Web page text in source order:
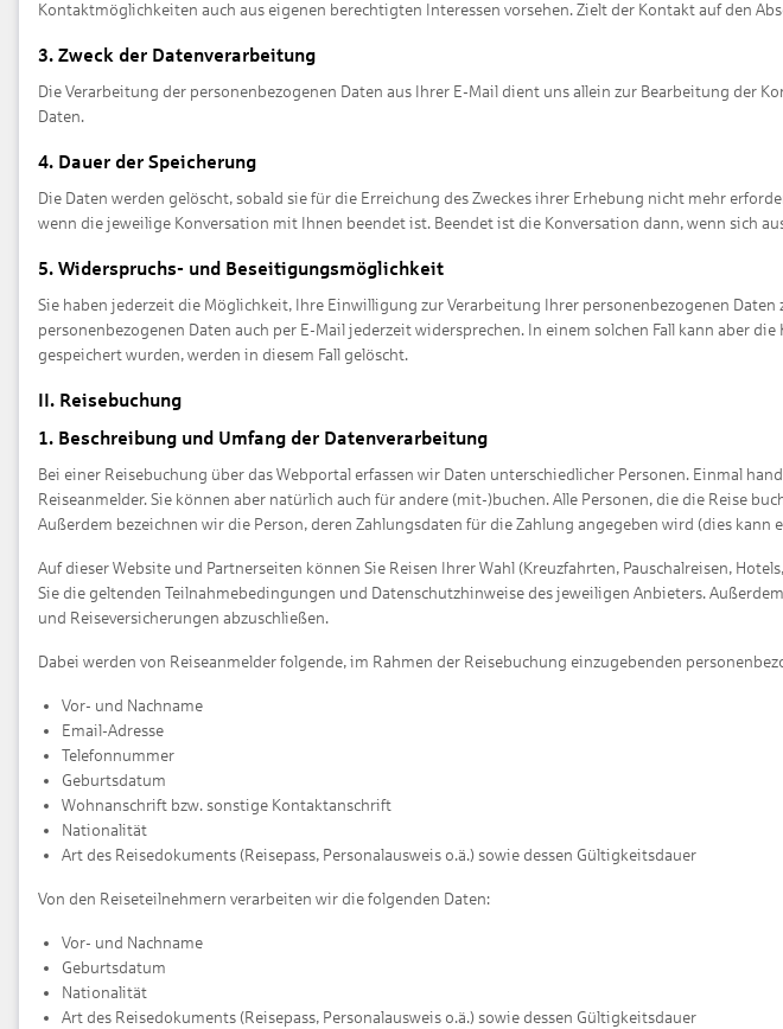
Kontaktmöglichkeiten auch aus eigenen berechtigten Interessen vorsehen. Zielt der Kontakt auf den
3. Zweck der Datenverarbeitung
Die Verarbeitung der personenbezogenen Daten aus Ihrer E-Mail dient uns allein zur Bearbeitung der
Daten.
4. Dauer der Speicherung
Die Daten werden gelöscht, sobald sie für die Erreichung des Zweckes ihrer Erhebung nicht mehr
wenn die jeweilige Konversation mit Ihnen beendet ist. Beendet ist die Konversation dann, wenn sich
5. Widerspruchs- und Beseitigungsmöglichkeit
Sie haben jederzeit die Möglichkeit, Ihre Einwilligung zur Verarbeitung Ihrer personenbezogenen
personenbezogenen Daten auch per E-Mail jederzeit widersprechen. In einem solchen Fall kann aber
gespeichert wurden, werden in diesem Fall gelöscht.
II. Reisebuchung
1. Beschreibung und Umfang der Datenverarbeitung
Bei einer Reisebuchung über das Webportal erfassen wir Daten unterschiedlicher Personen. Einmal
Reiseanmelder. Sie können aber natürlich auch für andere (mit-)buchen. Alle Personen, die die Reise
Außerdem bezeichnen wir die Person, deren Zahlungsdaten für die Zahlung angegeben wird (dies
Auf dieser Website und Partnerseiten können Sie Reisen Ihrer Wahl (Kreuzfahrten, Pauschalreisen,
Sie die geltenden Teilnahmebedingungen und Datenschutzhinweise des jeweiligen Anbieters.
und Reiseversicherungen abzuschließen.
Dabei werden von Reiseanmelder folgende, im Rahmen der Reisebuchung einzugebenden
Vor- und Nachname
Email-Adresse
Telefonnummer
Geburtsdatum
Wohnanschrift bzw. sonstige Kontaktanschrift
Nationalität
Art des Reisedokuments (Reisepass, Personalausweis o.ä.) sowie dessen Gültigkeitsdauer
Von den Reiseteilnehmern verarbeiten wir die folgenden Daten:
Vor- und Nachname
Geburtsdatum
Nationalität
Art des Reisedokuments (Reisepass, Personalausweis o.ä.) sowie dessen Gültigkeitsdauer